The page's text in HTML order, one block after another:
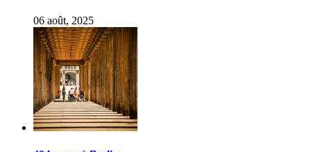
06 août, 2025